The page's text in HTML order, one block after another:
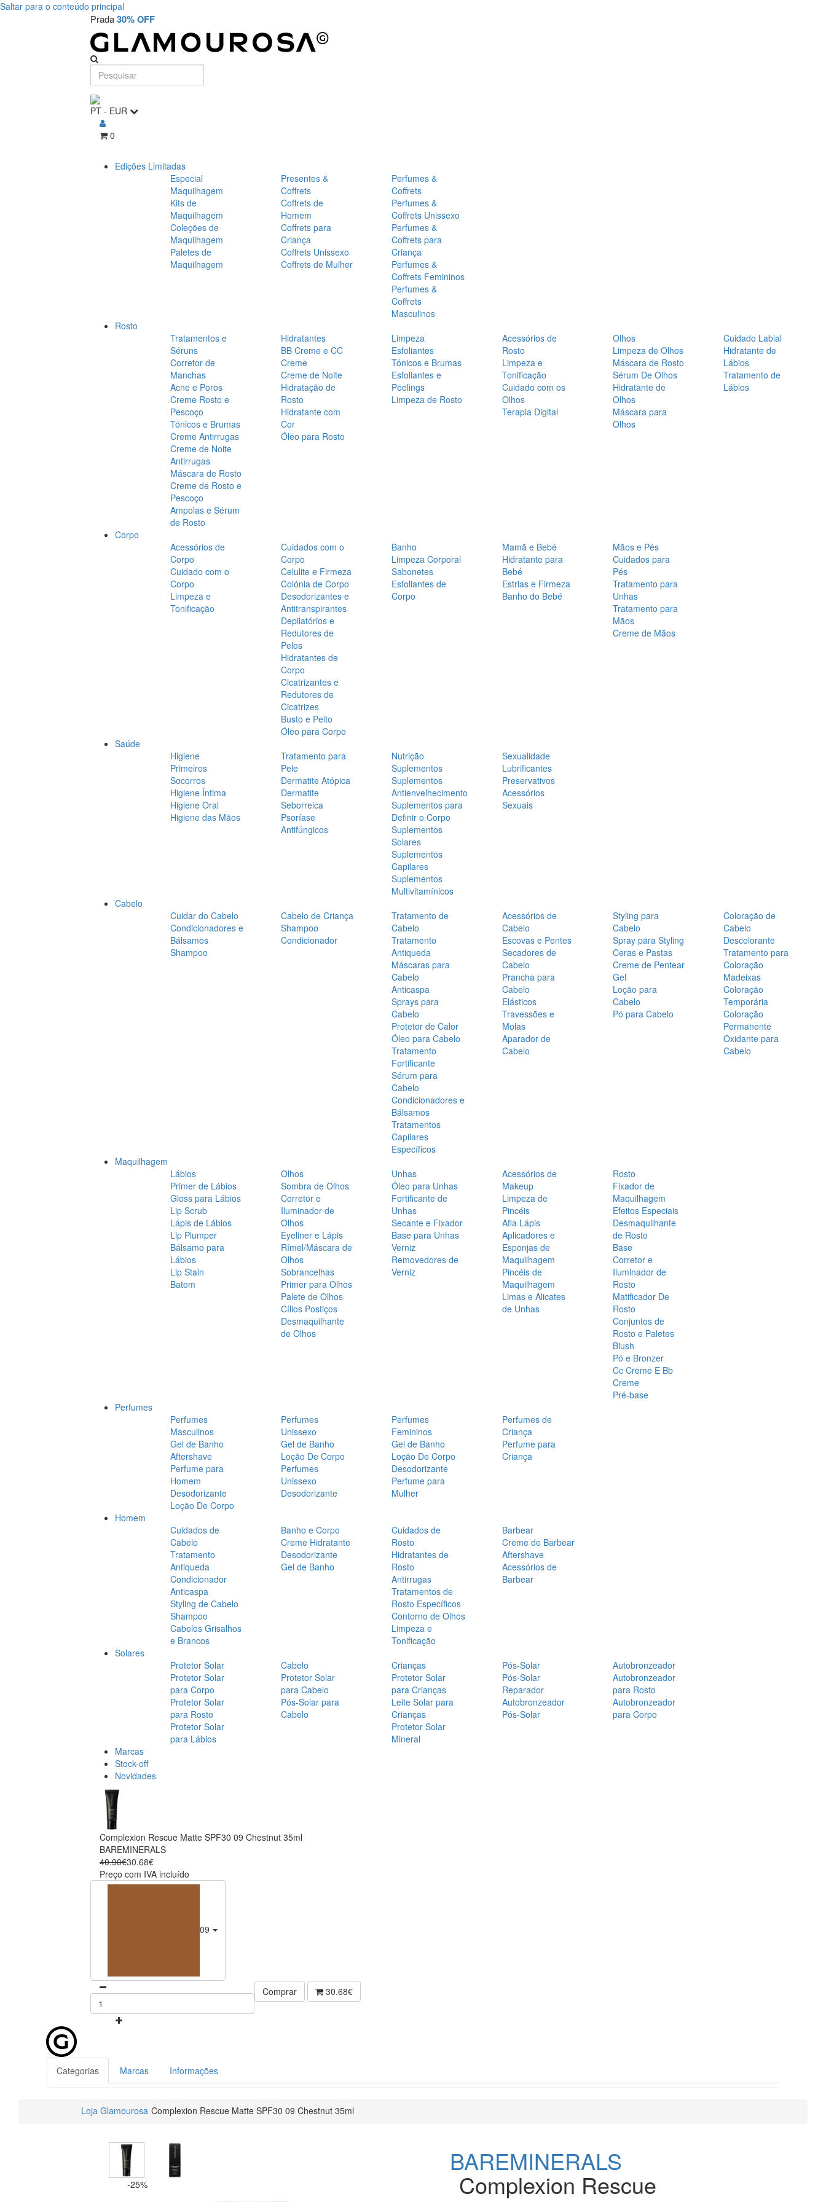
Saltar para o conteúdo principal
Prada30% OFF
PT - EUR
0
Edições Limitadas
Especial
Maquilhagem
Kits de
Maquilhagem
Coleções de
Maquilhagem
Paletes de
Maquilhagem
Presentes &
Coffrets
Coffrets de
Homem
Coffrets para
Criança
Coffrets Unissexo
Coffrets de Mulher
Perfumes &
Coffrets
Perfumes &
Coffrets Unissexo
Perfumes &
Coffrets para
Criança
Perfumes &
Coffrets Femininos
Perfumes &
Coffrets
Masculinos
Rosto
Tratamentos e
Séruns
Corretor de
Manchas
Acne e Poros
Creme Rosto e
Pescoço
Tónicos e Brumas
Creme Antirrugas
Creme de Noite
Antirrugas
Máscara de Rosto
Creme de Rosto e
Pescoço
Ampolas e Sérum
de Rosto
Hidratantes
BB Creme e CC
Creme
Creme de Noite
Hidratação de
Rosto
Hidratante com
Cor
Óleo para Rosto
Limpeza
Esfoliantes
Tónicos e Brumas
Esfoliantes e
Peelings
Limpeza de Rosto
Acessórios de
Rosto
Limpeza e
Tonificação
Cuidado com os
Olhos
Terapia Digital
Olhos
Limpeza de Olhos
Máscara de Rosto
Sérum De Olhos
Hidratante de
Olhos
Máscara para
Olhos
Cuidado Labial
Hidratante de
Lábios
Tratamento de
Lábios
Corpo
Acessórios de
Corpo
Cuidado com o
Corpo
Limpeza e
Tonificação
Cuidados com o
Corpo
Celulite e Firmeza
Colónia de Corpo
Desodorizantes e
Antitranspirantes
Depilatórios e
Redutores de
Pelos
Hidratantes de
Corpo
Cicatrizantes e
Redutores de
Cicatrizes
Busto e Peito
Óleo para Corpo
Banho
Limpeza Corporal
Sabonetes
Esfoliantes de
Corpo
Mamã e Bebé
Hidratante para
Bebé
Estrias e Firmeza
Banho do Bebé
Mãos e Pés
Cuidados para
Pés
Tratamento para
Unhas
Tratamento para
Mãos
Creme de Mãos
Saúde
Higiene
Primeiros
Socorros
Higiene Íntima
Higiene Oral
Higiene das Mãos
Tratamento para
Pele
Dermatite Atópica
Dermatite
Seborreica
Psoríase
Antifúngicos
Nutrição
Suplementos
Suplementos
Antienvelhecimento
Suplementos para
Definir o Corpo
Suplementos
Solares
Suplementos
Capilares
Suplementos
Multivitamínicos
Sexualidade
Lubrificantes
Preservativos
Acessórios
Sexuais
Cabelo
Cuidar do Cabelo
Condicionadores e
Bálsamos
Shampoo
Cabelo de Criança
Shampoo
Condicionador
Tratamento de
Cabelo
Tratamento
Antiqueda
Máscaras para
Cabelo
Anticaspa
Sprays para
Cabelo
Protetor de Calor
Óleo para Cabelo
Tratamento
Fortificante
Sérum para
Cabelo
Condicionadores e
Bálsamos
Tratamentos
Capilares
Específicos
Acessórios de
Cabelo
Escovas e Pentes
Secadores de
Cabelo
Prancha para
Cabelo
Elásticos
Travessões e
Molas
Aparador de
Cabelo
Styling para
Cabelo
Spray para Styling
Ceras e Pastas
Creme de Pentear
Gel
Loção para
Cabelo
Pó para Cabelo
Coloração de
Cabelo
Descolorante
Tratamento para
Coloração
Madeixas
Coloração
Temporária
Coloração
Permanente
Oxidante para
Cabelo
Maquilhagem
Lábios
Primer de Lábios
Gloss para Lábios
Lip Scrub
Lápis de Lábios
Lip Plumper
Bálsamo para
Lábios
Lip Stain
Batom
Olhos
Sombra de Olhos
Corretor e
Iluminador de
Olhos
Eyeliner e Lápis
Rímel/Máscara de
Olhos
Sobrancelhas
Primer para Olhos
Palete de Olhos
Cílios Postiços
Desmaquilhante
de Olhos
Unhas
Óleo para Unhas
Fortificante de
Unhas
Secante e Fixador
Base para Unhas
Verniz
Removedores de
Verniz
Acessórios de
Makeup
Limpeza de
Pincéis
Afia Lápis
Aplicadores e
Esponjas de
Maquilhagem
Pincéis de
Maquilhagem
Limas e Alicates
de Unhas
Rosto
Fixador de
Maquilhagem
Efeitos Especiais
Desmaquilhante
de Rosto
Base
Corretor e
Iluminador de
Rosto
Matificador De
Rosto
Conjuntos de
Rosto e Paletes
Blush
Pó e Bronzer
Cc Creme E Bb
Creme
Pré-base
Perfumes
Perfumes
Masculinos
Gel de Banho
Aftershave
Perfume para
Homem
Desodorizante
Loção De Corpo
Perfumes
Unissexo
Gel de Banho
Loção De Corpo
Perfumes
Unissexo
Desodorizante
Perfumes
Femininos
Gel de Banho
Loção De Corpo
Desodorizante
Perfume para
Mulher
Perfumes de
Criança
Perfume para
Criança
Homem
Cuidados de
Cabelo
Tratamento
Antiqueda
Condicionador
Anticaspa
Styling de Cabelo
Shampoo
Cabelos Grisalhos
e Brancos
Banho e Corpo
Creme Hidratante
Desodorizante
Gel de Banho
Cuidados de
Rosto
Hidratantes de
Rosto
Antirrugas
Tratamentos de
Rosto Específicos
Contorno de Olhos
Limpeza e
Tonificação
Barbear
Creme de Barbear
Aftershave
Acessórios de
Barbear
Solares
Protetor Solar
Protetor Solar
para Corpo
Protetor Solar
para Rosto
Protetor Solar
para Lábios
Cabelo
Protetor Solar
para Cabelo
Pós-Solar para
Cabelo
Crianças
Protetor Solar
para Crianças
Leite Solar para
Crianças
Protetor Solar
Mineral
Pós-Solar
Pós-Solar
Reparador
Autobronzeador
Pós-Solar
Autobronzeador
Autobronzeador
para Rosto
Autobronzeador
para Corpo
Marcas
Stock-off
Novidades
Complexion Rescue Matte SPF30 09 Chestnut 35ml
BAREMINERALS
40.90€30.68€
Preço com IVA incluído
09 - Chestnut
Comprar 30.68€
Categorias Marcas Informações
Loja Glamourosa Complexion Rescue Matte SPF30 09 Chestnut 35ml
-25%
BAREMINERALS
Complexion Rescue